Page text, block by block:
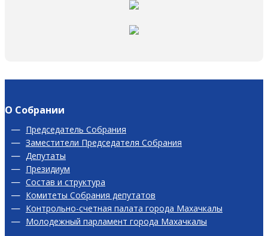
О Собрании
Председатель Собрания
Заместители Председателя Собрания
Депутаты
Президиум
Состав и структура
Комитеты Собрания депутатов
Контрольно-счетная палата города Махачкалы
Молодежный парламент города Махачкалы